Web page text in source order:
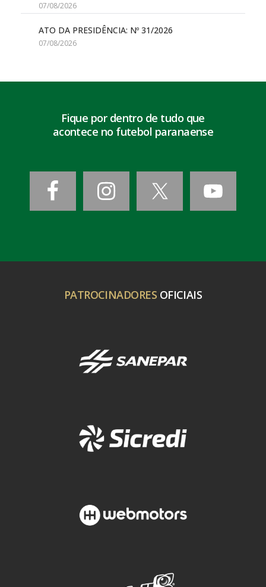
07/08/2026
ATO DA PRESIDÊNCIA: Nº 31/2026
07/08/2026
Fique por dentro de tudo que
acontece no futebol paranaense
PATROCINADORES OFICIAIS